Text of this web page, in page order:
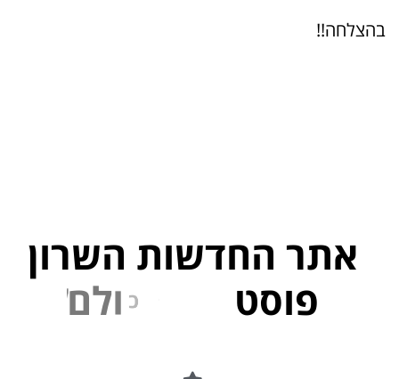
בהצלחה!!
אתר החדשות השרון
פוסט